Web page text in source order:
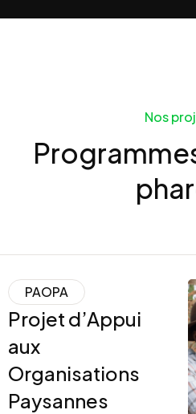
Nos
PAOPA
Projet d’Appui
aux
Organisations
Paysannes